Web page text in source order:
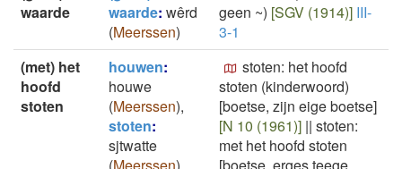
waarde
waarde: wêrd
(Meerssen)
geen ~) [SGV (1914)] III-
3-1
(met) het
hoofd
stoten
houwen:
houwe
(Meerssen),
stoten:
sjtwatte
stoten: het hoofd
stoten (kinderwoord)
[boetse, zijn eige boetse]
[N 10 (1961)] || stoten:
met het hoofd stoten